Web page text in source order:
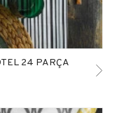
24 PARÇA